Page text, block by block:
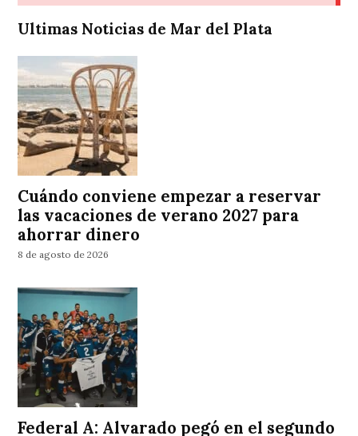
Ultimas Noticias de Mar del Plata
Cuándo conviene empezar a reservar
las vacaciones de verano 2027 para
ahorrar dinero
8 de agosto de 2026
Federal A: Alvarado pegó en el segundo